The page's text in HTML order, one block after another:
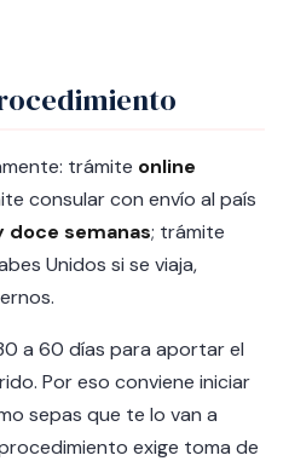
trámite online
consular con envío al país
semanas; trámite
Unidos si se viaja,
a 60 días para aportar el
Por eso conviene iniciar
sepas que te lo van a
exige toma de